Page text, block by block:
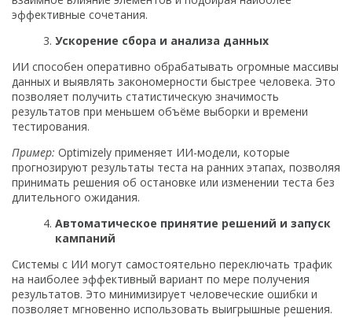
эффективные сочетания.
Ускорение сбора и анализа данных
ИИ способен оперативно обрабатывать огромные массивы
данных и выявлять закономерности быстрее человека. Это
позволяет получить статистическую значимость
результатов при меньшем объёме выборки и времени
тестирования.
Пример: Optimizely применяет ИИ-модели, которые
прогнозируют результаты теста на ранних этапах, позволяя
принимать решения об остановке или изменении теста без
длительного ожидания.
Автоматическое принятие решений и запуск
кампаний
Системы с ИИ могут самостоятельно переключать трафик
на наиболее эффективный вариант по мере получения
результатов. Это минимизирует человеческие ошибки и
позволяет мгновенно использовать выигрышные решения.